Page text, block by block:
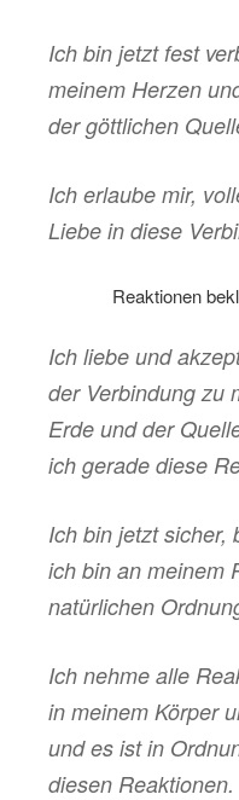
Ich bin jetzt fest
meinem Herzen
der göttlichen
Ich erlaube mir,
Liebe in diese
Reaktionen
Ich liebe und
der Verbindung zu
Erde und der
ich gerade diese
Ich bin jetzt sicher,
ich bin an meinem
natürlichen
Ich nehme alle
in meinem Körper
und es ist in
diesen Reaktionen.